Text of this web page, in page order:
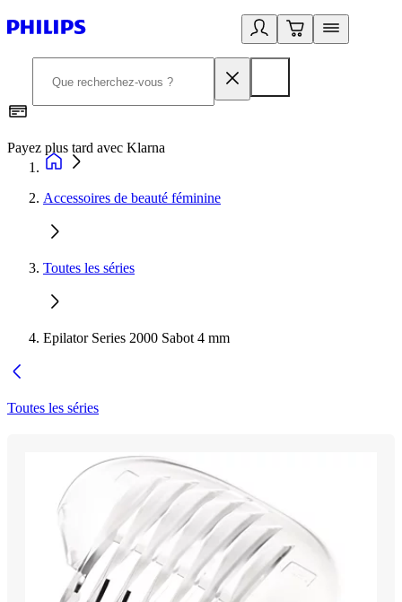
Payez plus tard avec Klarna
Accessoires de beauté féminine
Toutes les séries
Epilator Series 2000 Sabot 4 mm
Toutes les séries